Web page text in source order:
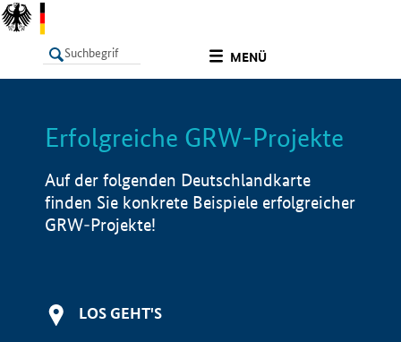
MENÜ
LISTE Info
Erfolgreiche GRW-Projekte
Auf der folgenden Deutschlandkarte
finden Sie konkrete Beispiele erfolgreicher
GRW-Projekte!
LOS GEHT'S